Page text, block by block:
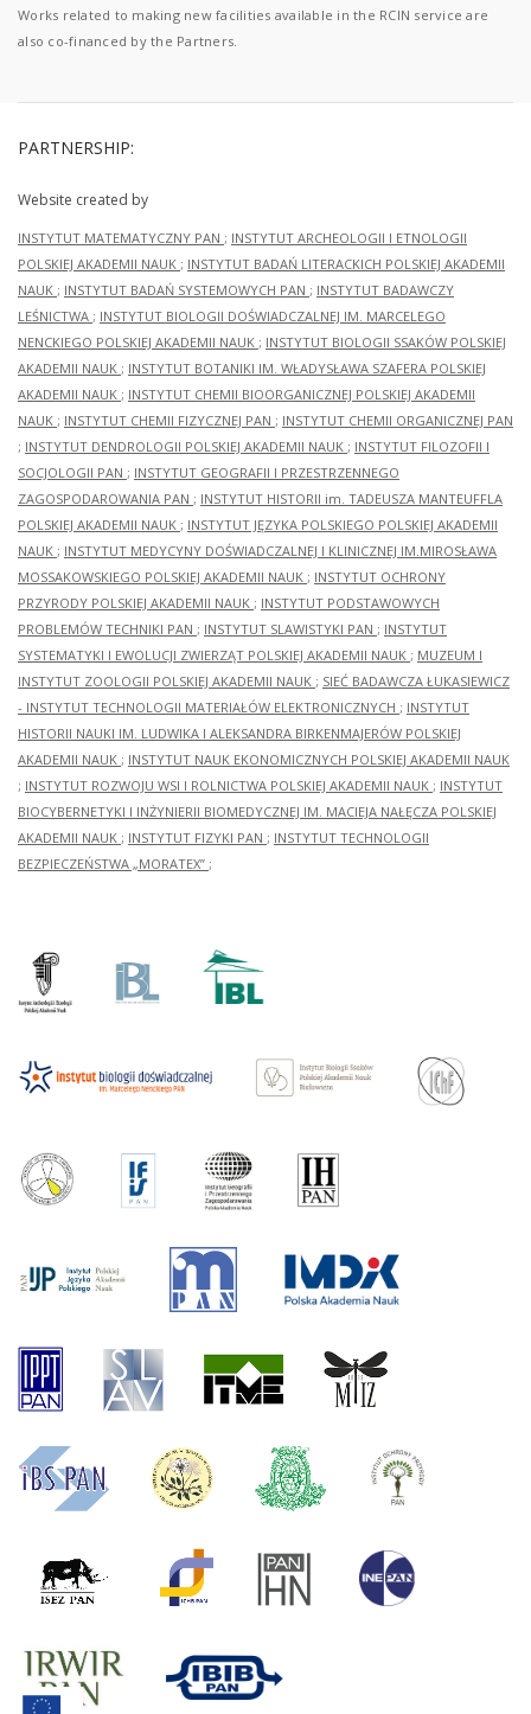
Works related to making new facilities available in the RCIN service are
also co-financed by the Partners.
PARTNERSHIP:
Website created by
INSTYTUT MATEMATYCZNY PAN ; INSTYTUT ARCHEOLOGII I ETNOLOGII
POLSKIEJ AKADEMII NAUK ; INSTYTUT BADAŃ LITERACKICH POLSKIEJ AKADEMII
NAUK ; INSTYTUT BADAŃ SYSTEMOWYCH PAN ; INSTYTUT BADAWCZY
LEŚNICTWA ; INSTYTUT BIOLOGII DOŚWIADCZALNEJ IM. MARCELEGO
NENCKIEGO POLSKIEJ AKADEMII NAUK ; INSTYTUT BIOLOGII SSAKÓW POLSKIEJ
AKADEMII NAUK ; INSTYTUT BOTANIKI IM. WŁADYSŁAWA SZAFERA POLSKIEJ
AKADEMII NAUK ; INSTYTUT CHEMII BIOORGANICZNEJ POLSKIEJ AKADEMII
NAUK ; INSTYTUT CHEMII FIZYCZNEJ PAN ; INSTYTUT CHEMII ORGANICZNEJ PAN
; INSTYTUT DENDROLOGII POLSKIEJ AKADEMII NAUK ; INSTYTUT FILOZOFII I
SOCJOLOGII PAN ; INSTYTUT GEOGRAFII I PRZESTRZENNEGO
ZAGOSPODAROWANIA PAN ; INSTYTUT HISTORII im. TADEUSZA MANTEUFFLA
POLSKIEJ AKADEMII NAUK ; INSTYTUT JĘZYKA POLSKIEGO POLSKIEJ AKADEMII
NAUK ; INSTYTUT MEDYCYNY DOŚWIADCZALNEJ I KLINICZNEJ IM.MIROSŁAWA
MOSSAKOWSKIEGO POLSKIEJ AKADEMII NAUK ; INSTYTUT OCHRONY
PRZYRODY POLSKIEJ AKADEMII NAUK ; INSTYTUT PODSTAWOWYCH
PROBLEMÓW TECHNIKI PAN ; INSTYTUT SLAWISTYKI PAN ; INSTYTUT
SYSTEMATYKI I EWOLUCJI ZWIERZĄT POLSKIEJ AKADEMII NAUK ; MUZEUM I
INSTYTUT ZOOLOGII POLSKIEJ AKADEMII NAUK ; SIEĆ BADAWCZA ŁUKASIEWICZ
- INSTYTUT TECHNOLOGII MATERIAŁÓW ELEKTRONICZNYCH ; INSTYTUT
HISTORII NAUKI IM. LUDWIKA I ALEKSANDRA BIRKENMAJERÓW POLSKIEJ
AKADEMII NAUK ; INSTYTUT NAUK EKONOMICZNYCH POLSKIEJ AKADEMII NAUK
; INSTYTUT ROZWOJU WSI I ROLNICTWA POLSKIEJ AKADEMII NAUK ; INSTYTUT
BIOCYBERNETYKI I INŻYNIERII BIOMEDYCZNEJ IM. MACIEJA NAŁĘCZA POLSKIEJ
AKADEMII NAUK ; INSTYTUT FIZYKI PAN ; INSTYTUT TECHNOLOGII
BEZPIECZEŃSTWA „MORATEX” ;